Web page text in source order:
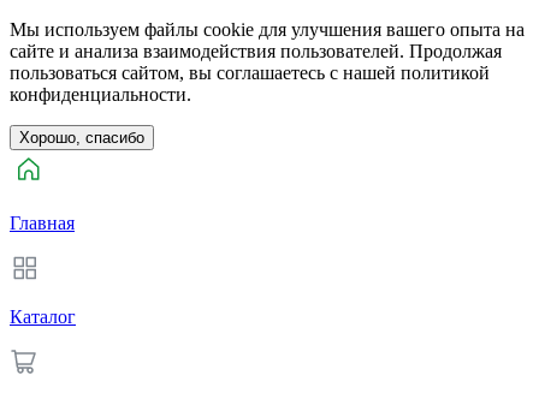
Мы используем файлы cookie для улучшения вашего опыта на
сайте и анализа взаимодействия пользователей. Продолжая
пользоваться сайтом, вы соглашаетесь с нашей политикой
конфиденциальности.
Хорошо, спасибо
Главная
Каталог